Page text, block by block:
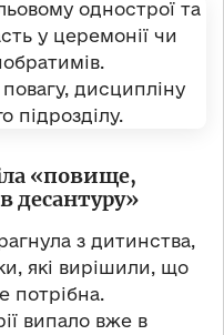
«повище,
десантуру»
з дитинства,
які вирішили, що
потрібна.
випало вже в